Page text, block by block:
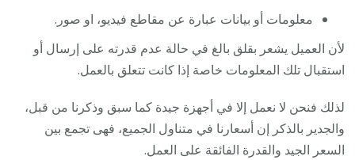
معلومات أو بيانات عبارة عن مقاطع فيديو، او صور.
لأن العميل يشعر بقلق بالغ في حالة عدم قدرته على إرسال أو
استقبال تلك المعلومات خاصة إذا كانت تتعلق بالعمل.
لذلك فنحن لا نعمل إلا في أجهزة جيدة كما سبق وذكرنا من قبل،
والجدير بالذكر إن أسعارنا في متناول الجميع، فهى تجمع بين
السعر الجيد والقدرة الفائقة على العمل.